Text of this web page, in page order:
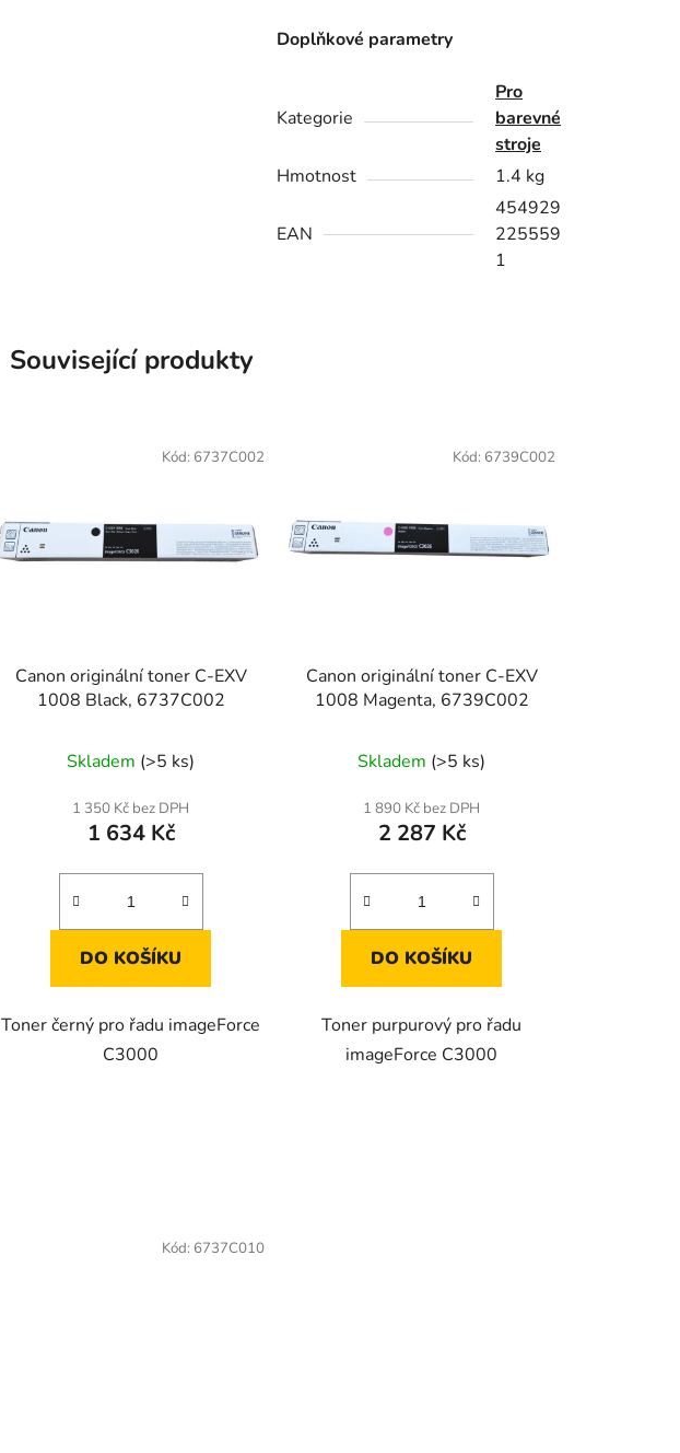
Doplňkové parametry
Kategorie
Pro
barevné
stroje
Hmotnost
1.4 kg
EAN
454929
225559
1
Související produkty
Canon originální toner C-EXV
1008 Black, 6737C002
Skladem (>5 ks)
1 350 Kč bez DPH
1 634 Kč
DO KOŠÍKU
Toner černý pro řadu imageForce
C3000
Kód: 6737C002
Canon originální toner C-EXV
1008 Magenta, 6739C002
Skladem (>5 ks)
1 890 Kč bez DPH
2 287 Kč
DO KOŠÍKU
Toner purpurový pro řadu
imageForce C3000
Kód: 6739C002
Kód: 6737C010